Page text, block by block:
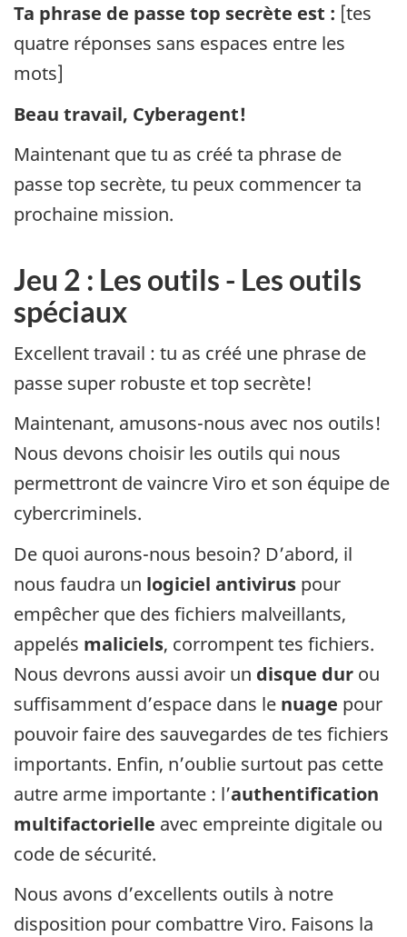
Ta phrase de passe top secrète est : [tes
quatre réponses sans espaces entre les
mots]
Beau travail, Cyberagent!
Maintenant que tu as créé ta phrase de
passe top secrète, tu peux commencer ta
prochaine mission.
Jeu 2 : Les outils - Les outils
spéciaux
Excellent travail : tu as créé une phrase de
passe super robuste et top secrète!
Maintenant, amusons-nous avec nos outils!
Nous devons choisir les outils qui nous
permettront de vaincre Viro et son équipe de
cybercriminels.
De quoi aurons-nous besoin? D’abord, il
nous faudra un logiciel antivirus pour
empêcher que des fichiers malveillants,
appelés maliciels, corrompent tes fichiers.
Nous devrons aussi avoir un disque dur ou
suffisamment d’espace dans le nuage pour
pouvoir faire des sauvegardes de tes fichiers
importants. Enfin, n’oublie surtout pas cette
autre arme importante : l’authentification
multifactorielle avec empreinte digitale ou
code de sécurité.
Nous avons d’excellents outils à notre
disposition pour combattre Viro. Faisons la